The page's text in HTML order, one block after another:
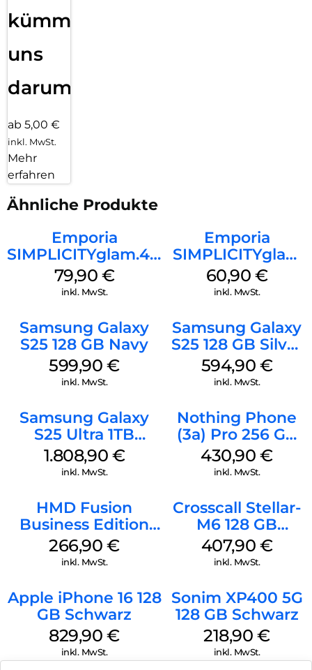
kümmern
uns
darum!
ab 5,00 €
inkl. MwSt.
Mehr
erfahren
Ähnliche Produkte
Emporia
SIMPLICITYglam.4G
Schwarz
79,90 €
inkl. MwSt.
Emporia
SIMPLICITYglam
Schwarz
60,90 €
inkl. MwSt.
Samsung Galaxy
S25 128 GB Navy
599,90€
inkl. MwSt.
Samsung Galaxy
S25 128 GB Silver
Shadow
594,90 €
inkl. MwSt.
Samsung Galaxy
S25 Ultra 1TB
Titanium Black
1.808,90 €
inkl. MwSt.
Nothing Phone
(3a) Pro 256 GB
Grey
430,90€
inkl. MwSt.
HMD Fusion
Business Edition
256 GB Grey
266,90€
inkl. MwSt.
Crosscall Stellar-
M6 128 GB
Schwarz
407,90 €
inkl. MwSt.
Apple iPhone 16 128
GB Schwarz
829,90€
inkl. MwSt.
Sonim XP400 5G
128 GB Schwarz
218,90€
inkl. MwSt.